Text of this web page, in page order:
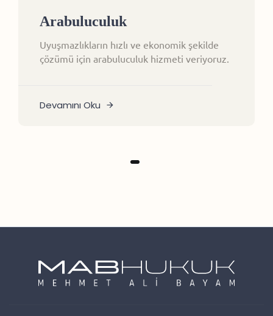
Arabuluculuk
Uyuşmazlıkların hızlı ve ekonomik şekilde
çözümü için arabuluculuk hizmeti veriyoruz.
Devamını Oku